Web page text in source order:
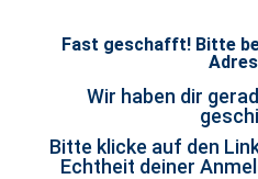
Fast geschafft! Bitte
Wir haben dir
Bitte klicke auf den
Echtheit deiner